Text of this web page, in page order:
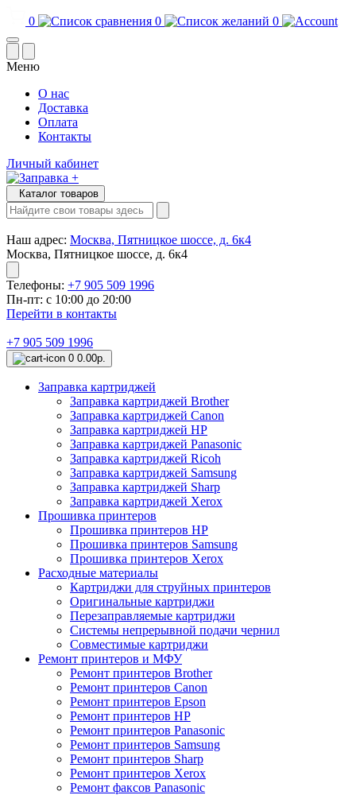
0 0 0
Меню
О нас
Доставка
Оплата
Контакты
Личный кабинет
Каталог товаров
Наш адрес: Москва, Пятницкое шоссе, д. 6к4
Москва, Пятницкое шоссе, д. 6к4
Телефоны: +7 905 509 1996
Пн-пт: с 10:00 до 20:00
Перейти в контакты
+7 905 509 1996
0 0.00р.
Заправка картриджей
Заправка картриджей Brother
Заправка картриджей Canon
Заправка картриджей HP
Заправка картриджей Panasonic
Заправка картриджей Ricoh
Заправка картриджей Samsung
Заправка картриджей Sharp
Заправка картриджей Xerox
Прошивка принтеров
Прошивка принтеров HP
Прошивка принтеров Samsung
Прошивка принтеров Xerox
Расходные материалы
Картриджи для струйных принтеров
Оригинальные картриджи
Перезаправляемые картриджи
Системы непрерывной подачи чернил
Совместимые картриджи
Ремонт принтеров и МФУ
Ремонт принтеров Brother
Ремонт принтеров Canon
Ремонт принтеров Epson
Ремонт принтеров HP
Ремонт принтеров Panasonic
Ремонт принтеров Samsung
Ремонт принтеров Sharp
Ремонт принтеров Xerox
Ремонт факсов Panasonic